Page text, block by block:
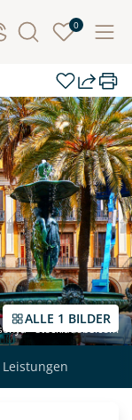
0
ALLE 1 BILDER
- stock.adobe.com
Leistungen